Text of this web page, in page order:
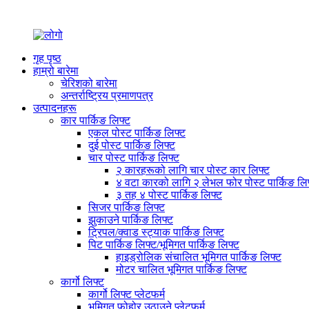
गृह पृष्ठ
हाम्रो बारेमा
चेरिशको बारेमा
अन्तर्राष्ट्रिय प्रमाणपत्र
उत्पादनहरू
कार पार्किङ लिफ्ट
एकल पोस्ट पार्किङ लिफ्ट
दुई पोस्ट पार्किङ लिफ्ट
चार पोस्ट पार्किङ लिफ्ट
२ कारहरूको लागि चार पोस्ट कार लिफ्ट
४ वटा कारको लागि २ लेभल फोर पोस्ट पार्किङ
३ तह ४ पोस्ट पार्किङ लिफ्ट
सिजर पार्किङ लिफ्ट
झुकाउने पार्किङ लिफ्ट
ट्रिपल/क्वाड स्ट्याक पार्किङ लिफ्ट
पिट पार्किङ लिफ्ट/भूमिगत पार्किङ लिफ्ट
हाइड्रोलिक संचालित भूमिगत पार्किङ लिफ्ट
मोटर चालित भूमिगत पार्किङ लिफ्ट
कार्गो लिफ्ट
कार्गो लिफ्ट प्लेटफर्म
भूमिगत फोहोर उठाउने प्लेटफर्म